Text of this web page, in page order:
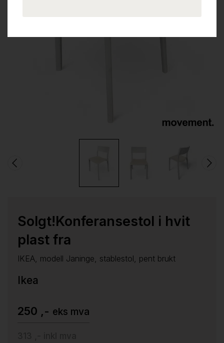
Solgt!Konferansestol i hvit
plast fra
IKEA, modell Janinge, stablestol, pent brukt
Ikea
250 ,- eks mva